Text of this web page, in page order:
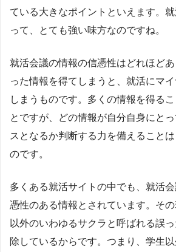
ている大きなポイントといえます。
って、とても強い味方なのですね。
就活会議の情報の信憑性はどれほど
った情報を得てしまうと、就活にマ
しまうものです。多くの情報を得る
とですが、どの情報が自分自身にと
スとなるか判断する力を備えること
のです。
多くある就活サイトの中でも、就活
憑性のある情報とされています。そ
以外のいわゆるサクラと呼ばれる誤
除しているからです。つまり、学生